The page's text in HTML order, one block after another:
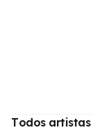
Todos artistas